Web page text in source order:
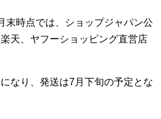
末時点では、ショップジャパン公
天、ヤフーショッピング直営店
なり、発送は7月下旬の予定とな